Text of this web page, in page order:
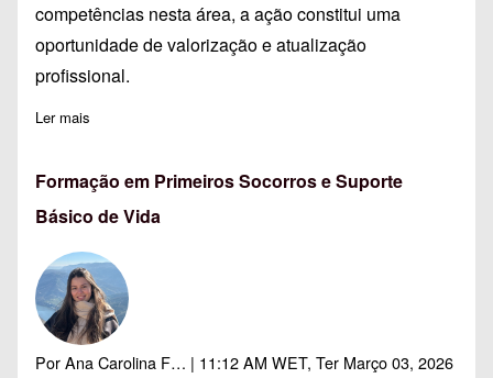
competências nesta área, a ação constitui uma
oportunidade de valorização e atualização
profissional.
Ler mais
Formação em Primeiros Socorros e Suporte
Básico de Vida
PorAna Carolina F… | 11:12 AM WET, Ter Março 03, 2026